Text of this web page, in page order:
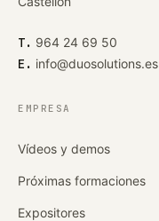
T. 964 24 69 50
E. info@duosolutions.es
EMPRESA
Vídeos y demos
Próximas formaciones
Expositores